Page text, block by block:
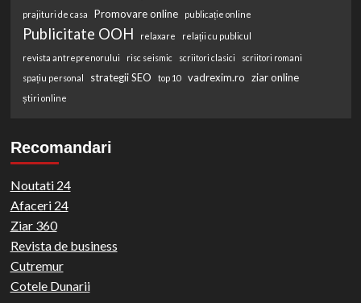
prajituri de casa
Promovare online publicație online
Publicitate OOH relaxare relații cu publicul
revista antreprenorului risc seismic scriitori clasici
scriitori romani
spațiu personal
strategii SEO top 10 vadrexim.ro ziar online
știri online
Recomandari
Noutati 24
Afaceri 24
Ziar 360
Revista de business
Cutremur
Cotele Dunarii